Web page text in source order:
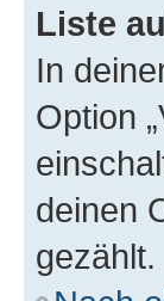
Liste
In
Option
deinen
gezählt.